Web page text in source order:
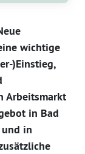
wichtige
)Einstieg,
Arbeitsmarkt
in Bad
in